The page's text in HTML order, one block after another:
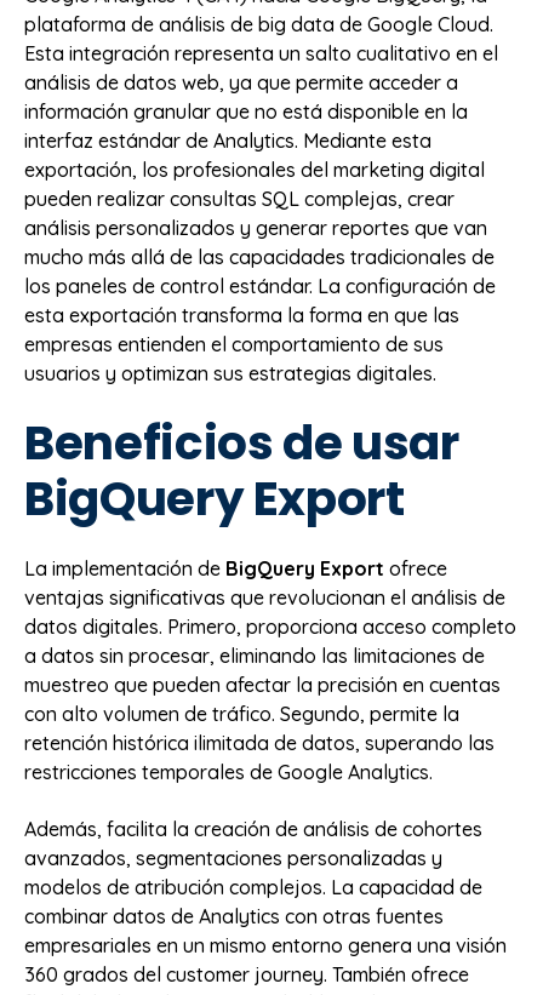
plataforma de análisis de big data de Google Cloud.
Esta integración representa un salto cualitativo en el
análisis de datos web, ya que permite acceder a
información granular que no está disponible en la
interfaz estándar de Analytics. Mediante esta
exportación, los profesionales del marketing digital
pueden realizar consultas SQL complejas, crear
análisis personalizados y generar reportes que van
mucho más allá de las capacidades tradicionales de
los paneles de control estándar. La configuración de
esta exportación transforma la forma en que las
empresas entienden el comportamiento de sus
usuarios y optimizan sus estrategias digitales.
Beneficios de usar
BigQuery Export
La implementación de BigQuery Export ofrece
ventajas significativas que revolucionan el análisis de
datos digitales. Primero, proporciona acceso completo
a datos sin procesar, eliminando las limitaciones de
muestreo que pueden afectar la precisión en cuentas
con alto volumen de tráfico. Segundo, permite la
retención histórica ilimitada de datos, superando las
restricciones temporales de Google Analytics.
Además, facilita la creación de análisis de cohortes
avanzados, segmentaciones personalizadas y
modelos de atribución complejos. La capacidad de
combinar datos de Analytics con otras fuentes
empresariales en un mismo entorno genera una visión
360 grados del customer journey. También ofrece